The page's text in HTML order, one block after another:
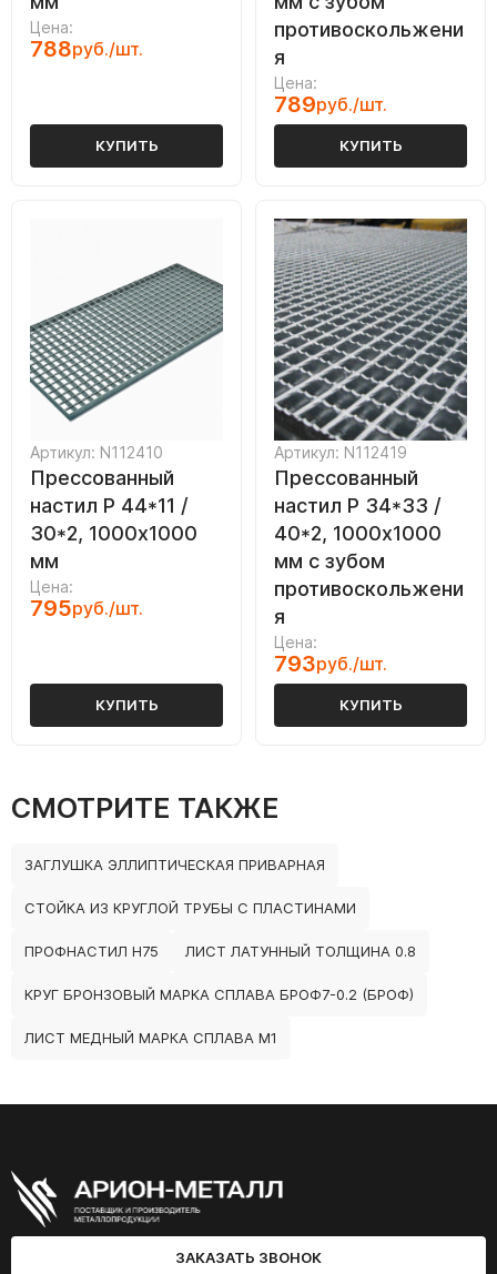
Цена:
788руб./шт.
КУПИТЬ
противоскольжени
я
Цена:
789руб./шт.
КУПИТЬ
Артикул: N112410
Прессованный
настил Р 44*11 /
30*2, 1000х1000
мм
Цена:
795руб./шт.
КУПИТЬ
Артикул: N112419
Прессованный
настил Р 34*33 /
40*2, 1000х1000
мм с зубом
противоскольжени
я
Цена:
793руб./шт.
КУПИТЬ
СМОТРИТЕ ТАКЖЕ
ЗАГЛУШКА ЭЛЛИПТИЧЕСКАЯ ПРИВАРНАЯ
СТОЙКА ИЗ КРУГЛОЙ ТРУБЫ С ПЛАСТИНАМИ
ПРОФНАСТИЛ Н75 ЛИСТ ЛАТУННЫЙ ТОЛЩИНА 0.8
КРУГ БРОНЗОВЫЙ МАРКА СПЛАВА БРОФ7-0.2 (БРОФ)
ЛИСТ МЕДНЫЙ МАРКА СПЛАВА М1
ЗАКАЗАТЬ ЗВОНОК